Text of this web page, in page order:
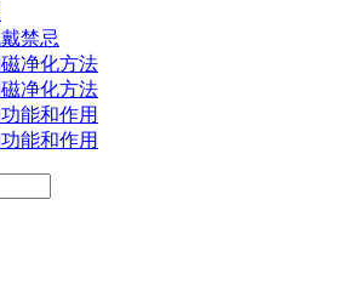
禁忌
净化方法
净化方法
能和作用
能和作用